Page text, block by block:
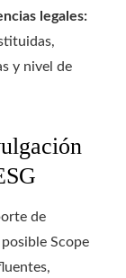
legales:
y nivel de
de
Scope